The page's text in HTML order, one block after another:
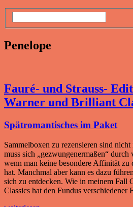
Penelope
Fauré- und Strauss-
Warner und Brilliant
Spätromantisches im Paket
Sammelboxen zu rezensieren sind
muss sich „gezwungenermaßen“ durch
wenn man keine besondere Affinität zu
hat. Manchmal aber kann es dazu
sich zu entdecken. Wie in meinem Fall
Classics hat den Fundus